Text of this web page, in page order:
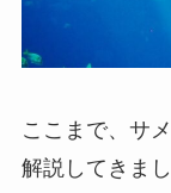
ここまで、サ
解説してきま